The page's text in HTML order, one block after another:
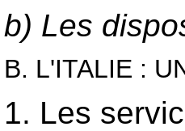
b) Les
B. L'ITALIE :
1. Les